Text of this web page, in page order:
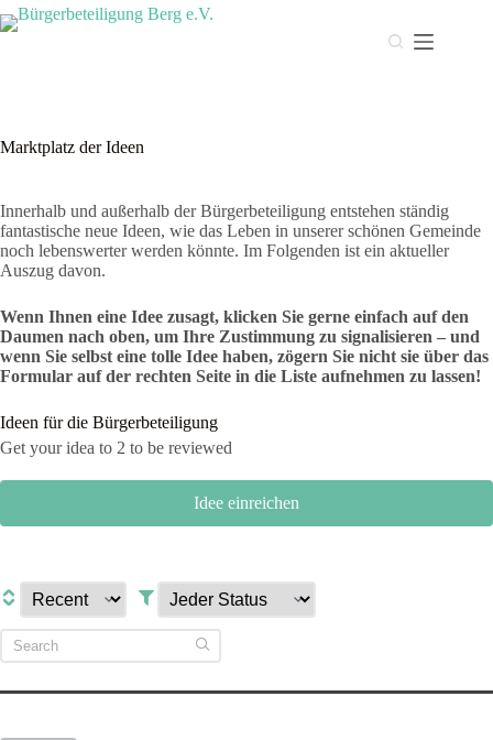
Zum
Inhalt
Marktplatz der Ideen
Innerhalb und außerhalb der Bürgerbeteiligung entstehen ständig
fantastische neue Ideen, wie das Leben in unserer schönen Gemeinde
noch lebenswerter werden könnte. Im Folgenden ist ein aktueller
Auszug davon.
Wenn Ihnen eine Idee zusagt, klicken Sie gerne einfach auf den
Daumen nach oben, um Ihre Zustimmung zu signalisieren – und
wenn Sie selbst eine tolle Idee haben, zögern Sie nicht sie über das
Formular auf der rechten Seite in die Liste aufnehmen zu lassen!
Ideen für die Bürgerbeteiligung
Get your idea to 2 to be reviewed
Idee einreichen